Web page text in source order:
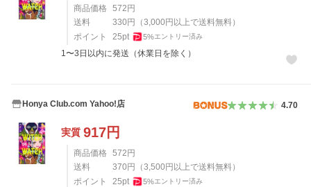
商品価格 572 円
送料
330 円 （3,000 円以上で送料無料）
ポイント
25pt 5%エントリー済み
1〜3日以内に発送（休業日を除く）
Honya Club.com Yahoo!店 4.70
実質 917円
商品価格 572 円
送料
370 円 （3,500 円以上で送料無料）
ポイント
25pt 5%エントリー済み